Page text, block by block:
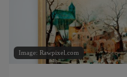
Image: Rawpixel.com